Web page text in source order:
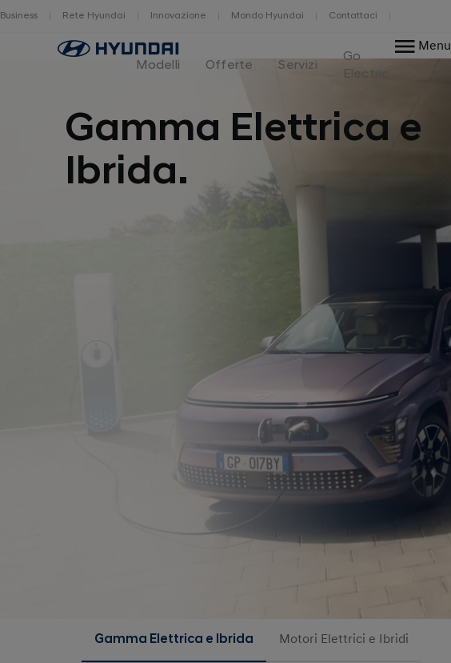
Business Rete Hyundai Innovazione Mondo Hyundai Contattaci
Home
Modelli Offerte Servizi
Go
Electric
Menu
Gamma Elettrica e
Ibrida.
Gamma Elettrica e Ibrida Motori Elettrici e Ibridi